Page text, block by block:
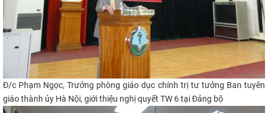
Đ/c Phạm Ngọc, Trưởng phòng giáo dục chính trị tư tưởng Ban tuyên
giáo thành ủy Hà Nội, giới thiệu nghị quyết TW 6 tại Đảng bộ